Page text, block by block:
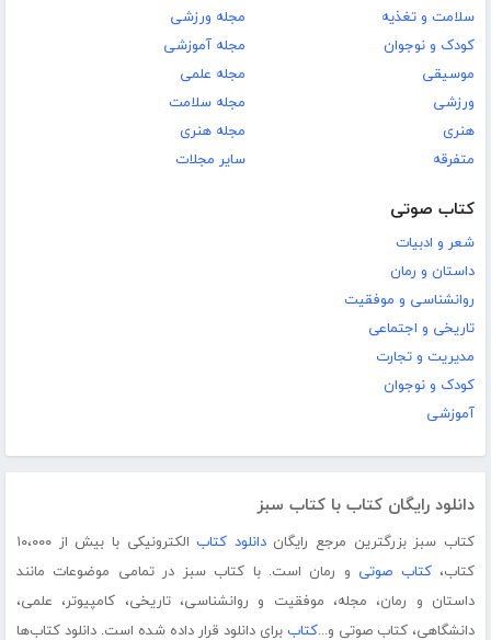
سلامت و تغذیه
کودک و نوجوان
موسیقی
ورزشی
هنری
متفرقه
مجله ورزشی
مجله آموزشی
مجله علمی
مجله سلامت
مجله هنری
سایر مجلات
کتاب صوتی
شعر و ادبیات
داستان و رمان
روانشناسی و موفقیت
تاریخی و اجتماعی
مدیریت و تجارت
کودک و نوجوان
آموزشی
دانلود رایگان کتاب با کتاب سبز
کتاب سبز بزرگترین مرجع رایگاندانلود کتاب
الکترونیکی با بیش از ۱۰،۰۰۰
کتاب،کتاب صوتی و رمان است. با کتاب سبز در تمامی موضوعات مانند
داستان و رمان، مجله، موفقیت و روانشناسی، تاریخی، کامپیوتر، علمی،
دانشگاهی، کتاب صوتی و...کتاب برای دانلود قرار داده شده است. دانلود کتاب‌ها